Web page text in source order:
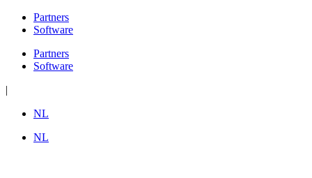
naar
inhoud
Partners
Software
Partners
Software
|
NL
NL